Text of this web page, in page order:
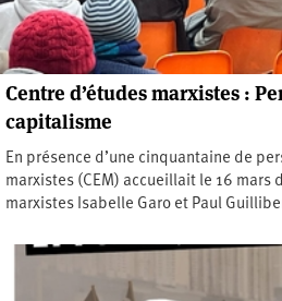
Centre d’études marxistes :
capitalisme
En présence d’une cinquantaine de
marxistes (CEM) accueillait le 16 mars
marxistes Isabelle Garo et Paul